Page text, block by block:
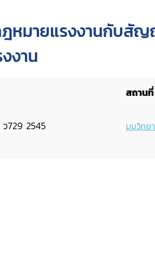
หมายแรงงานกับสั
งาน
สถานที่
ว729 2545 มุมวิทย